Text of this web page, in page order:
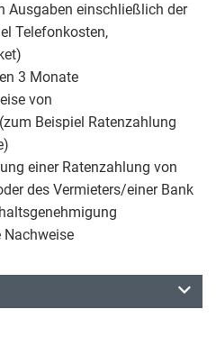
Ausgaben einschließlich der
Telefonkosten,
3 Monate
von
Beispiel Ratenzahlung
einer Ratenzahlung von
des Vermieters/einer Bank
Nachweise